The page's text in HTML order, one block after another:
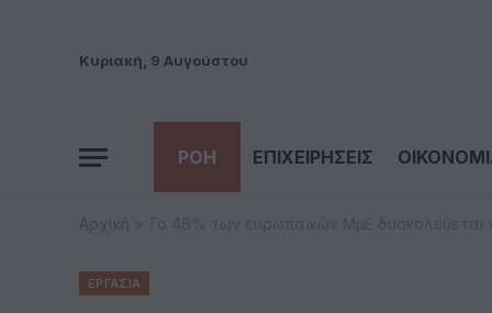
Κυριακή, 9 Αυγούστου
ΡΟΗ ΕΠΙΧΕΙΡΗΣΕΙΣ
Αρχική
ΕΡΓΑΣΙΑ